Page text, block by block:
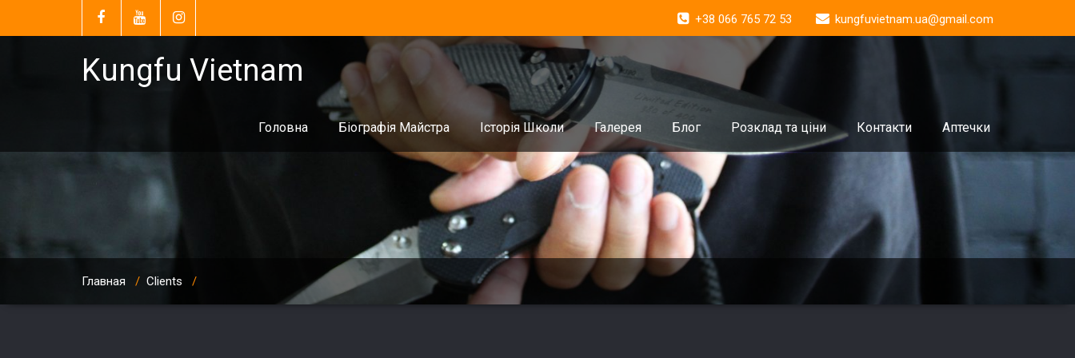
+38 066 765 72 53 kungfuvietnam.ua@gmail.com
Kungfu Vietnam
Головна Біографія Майстра Історія Школи Галерея Блог Розклад та ціни Контакти Аптечки
Главная / Clients /